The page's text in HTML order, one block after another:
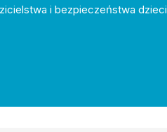
i bezpieczeństwa dzieci